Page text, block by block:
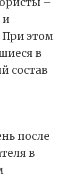
и
этом
в
состав
после
в